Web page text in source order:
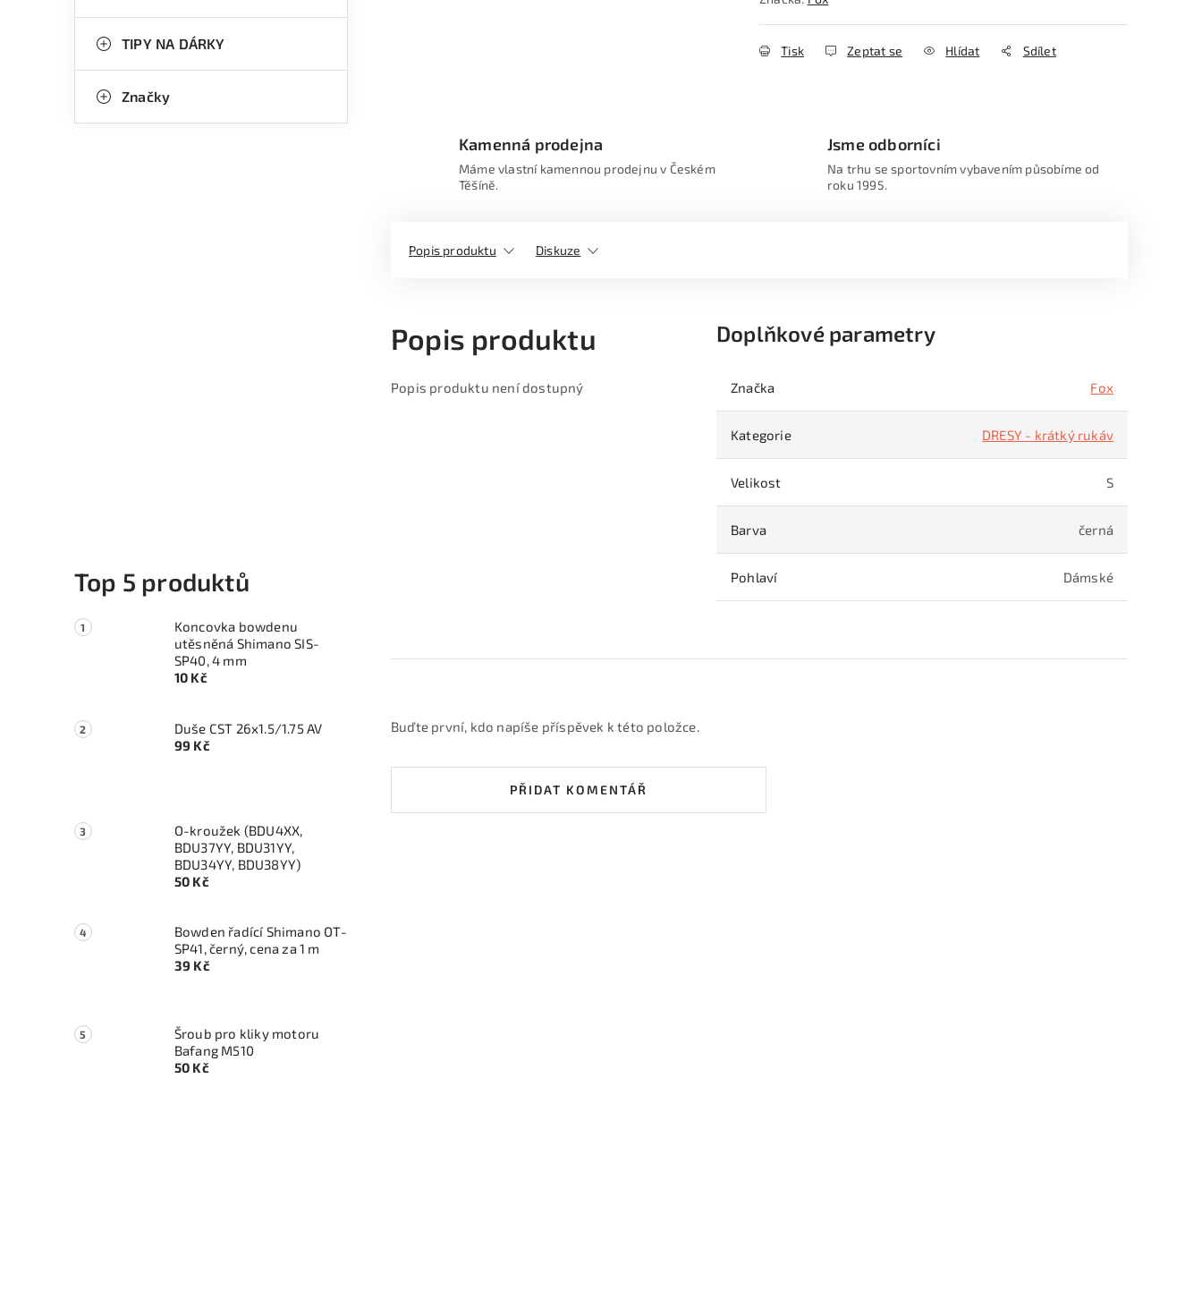
TIPY NA DÁRKY
Značky
Top 5 produktů
Koncovka bowdenu
utěsněná Shimano SIS-
SP40, 4 mm
10 Kč
Duše CST 26x1.5/1.75 AV
99 Kč
O-kroužek (BDU4XX,
BDU37YY, BDU31YY,
BDU34YY, BDU38YY)
50 Kč
Bowden řadící Shimano OT-
SP41, černý, cena za 1 m
39 Kč
Šroub pro kliky motoru
Bafang M510
50 Kč
Tisk Zeptat se Hlídat Sdílet
Kamenná prodejna
Máme vlastní kamennou prodejnu v Českém
Těšíně.
Jsme odborníci
Na trhu se sportovním vybavením působíme od
roku 1995.
Popis produktu Diskuze
Popis produktu
Popis produktu není dostupný
Doplňkové parametry
Značka Fox
Kategorie DRESY - krátký rukáv
Velikost S
Barva černá
Pohlaví Dámské
Buďte první, kdo napíše příspěvek k této položce.
PŘIDAT KOMENTÁŘ